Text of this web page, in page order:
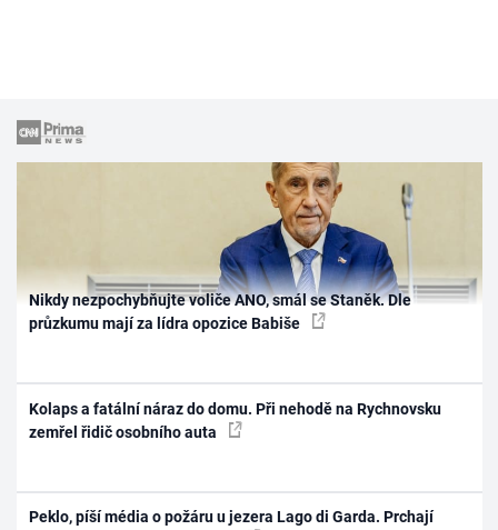
Nikdy nezpochybňujte voliče ANO, smál se Staněk. Dle
průzkumu mají za lídra opozice Babiše
Kolaps a fatální náraz do domu. Při nehodě na Rychnovsku
zemřel řidič osobního auta
Peklo, píší média o požáru u jezera Lago di Garda. Prchají